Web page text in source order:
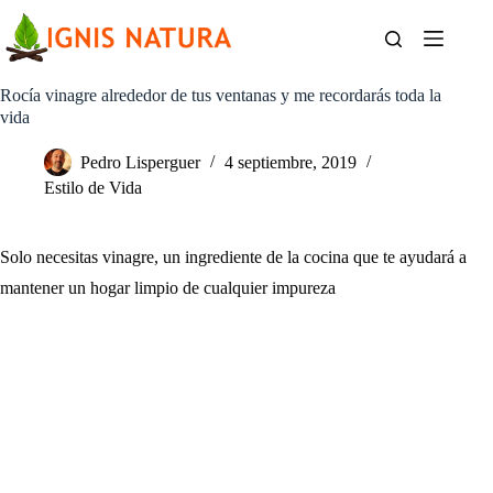
contenido
Rocía vinagre alrededor de tus ventanas y me recordarás toda la
vida
Pedro Lisperguer
4 septiembre, 2019
Estilo de Vida
Solo necesitas vinagre, un ingrediente de la cocina que te ayudará a
mantener un hogar limpio de cualquier impureza